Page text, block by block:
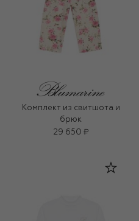
Комплект из свитшота и
брюк
29 650 ₽